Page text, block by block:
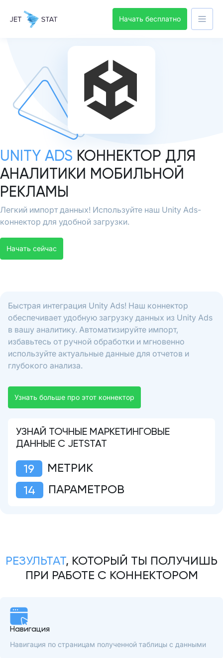
Начать бесплатно
UNITY ADS КОННЕКТОР ДЛЯ
АНАЛИТИКИ МОБИЛЬНОЙ
РЕКЛАМЫ
Легкий импорт данных! Используйте наш Unity Ads-
коннектор для удобной загрузки.
Начать сейчас
Быстрая интеграция Unity Ads! Наш коннектор
обеспечивает удобную загрузку данных из Unity Ads
в вашу аналитику. Автоматизируйте импорт,
избавьтесь от ручной обработки и мгновенно
используйте актуальные данные для отчетов и
глубокого анализа.
Узнать больше про этот коннектор
УЗНАЙ ТОЧНЫЕ МАРКЕТИНГОВЫЕ
ДАННЫЕ С JETSTAT
19
МЕТРИК
14
ПАРАМЕТРОВ
РЕЗУЛЬТАТ, КОТОРЫЙ ТЫ ПОЛУЧИШЬ
ПРИ РАБОТЕ С КОННЕКТОРОМ
Навигация
Навигация по страницам полученной таблицы с данными